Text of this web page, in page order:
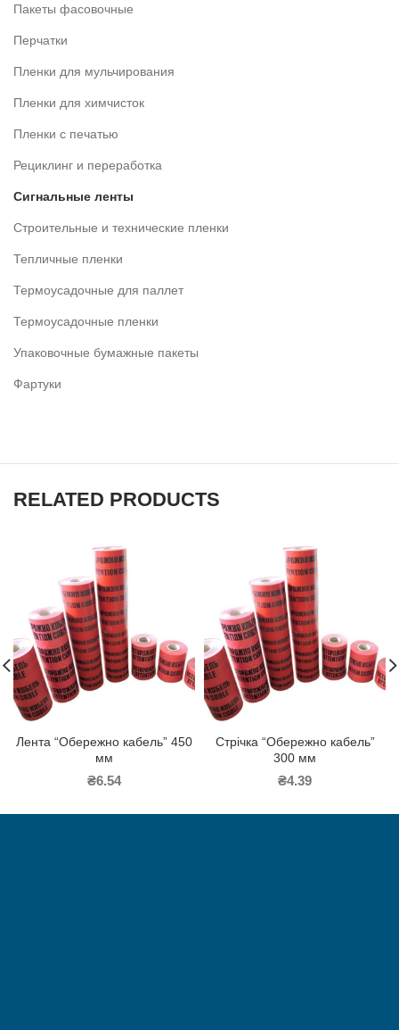
Пакеты фасовочные
Перчатки
Пленки для мульчирования
Пленки для химчисток
Пленки с печатью
Рециклинг и переработка
Сигнальные ленты
Строительные и технические пленки
Тепличные пленки
Термоусадочные для паллет
Термоусадочные пленки
Упаковочные бумажные пакеты
Фартуки
RELATED PRODUCTS
Лента “Обережно кабель” 450
мм
₴6.54
Стрічка “Обережно кабель”
300 мм
₴4.39